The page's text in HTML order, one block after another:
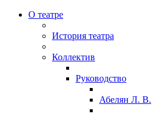
О театре
История театра
Коллектив
Руководство
Абелян Л. В.